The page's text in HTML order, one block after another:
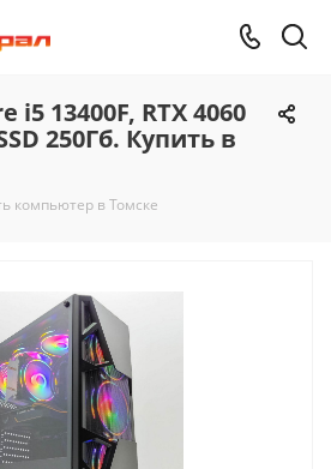
13400F, RTX 4060
250Гб. Купить в
компьютер в Томске